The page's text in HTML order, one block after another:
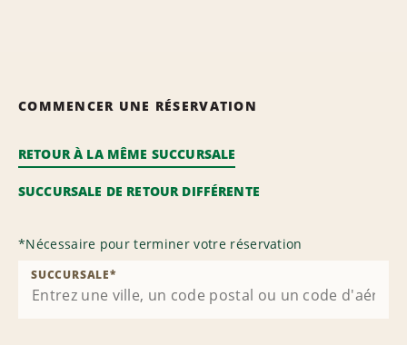
COMMENCER UNE RÉSERVATION
RETOUR À LA MÊME SUCCURSALE
SUCCURSALE DE RETOUR DIFFÉRENTE
*Nécessaire pour terminer votre réservation
SUCCURSALE*